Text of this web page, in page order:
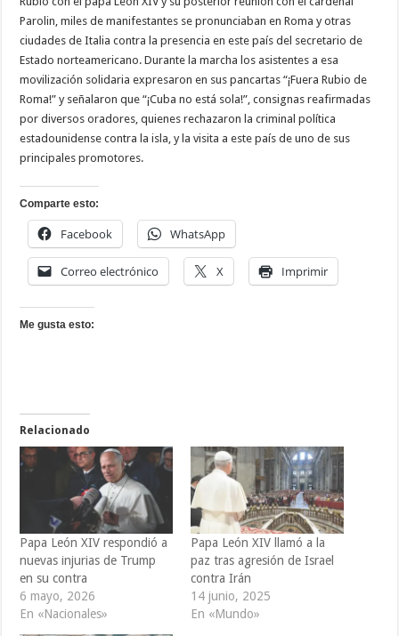
Parolin, miles de manifestantes se pronunciaban en Roma y otras
ciudades de Italia contra la presencia en este país del secretario de
Estado norteamericano. Durante la marcha los asistentes a esa
movilización solidaria expresaron en sus pancartas “¡Fuera Rubio de
Roma!” y señalaron que “¡Cuba no está sola!”, consignas reafirmadas
por diversos oradores, quienes rechazaron la criminal política
estadounidense contra la isla, y la visita a este país de uno de sus
principales promotores.
Comparte esto:
Facebook WhatsApp
Correo electrónico X Imprimir
Me gusta esto:
Relacionado
Papa León XIV respondió a
nuevas injurias de Trump
en su contra
6 mayo, 2026
En «Nacionales»
Papa León XIV llamó a la
paz tras agresión de Israel
contra Irán
14 junio, 2025
En «Mundo»